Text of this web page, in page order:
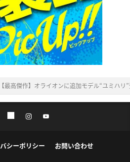
【最高傑作】オライオンに追加モデル“ユミハ
シーポリシー お問い合わせ